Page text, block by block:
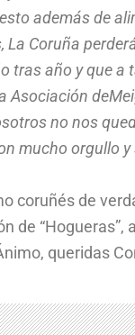
además de
La Coruña
tras año y que
Asociación
no nos
mucho orgullo
coruñés de
de “Hogueras”,
queridas